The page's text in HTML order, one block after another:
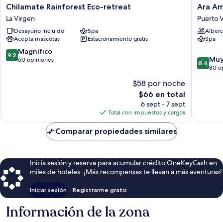
Chilamate
Rainforest
Eco-
retreat
La
Virgen
Chilamate Rainforest Eco-retreat
La Virgen
Desayuno incluido
Spa
Acepta mascotas
Estacionamiento gratis
9.2
de
9.2 Magnífico
60 opiniones
$58 por noche
El
precio
actual
es
de
$66
$66 en total
6 sept - 7 sept
Total con impuestos y cargos
Ara
Lodge
Puerto
Viejo
Ara
Puerto
Spa
8.4
de
8.4
80
Comparar propiedades similares
Inicia sesión y reserva para acumular crédito OneKeyCash en
miles de hoteles. ¡Más recompensas te llevan a más aventuras!
Iniciar sesión Registrarme gratis
Información de la zona